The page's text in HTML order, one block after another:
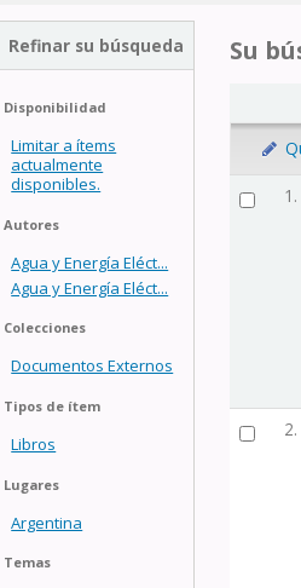
Refinar su búsqueda
Disponibilidad
Limitar a ítems
actualmente
disponibles.
Autores
Agua y Energía Eléct...
Agua y Energía Eléct...
Colecciones
Documentos Externos
Tipos de ítem
Libros
Lugares
Argentina
Temas
Su
1.
2.